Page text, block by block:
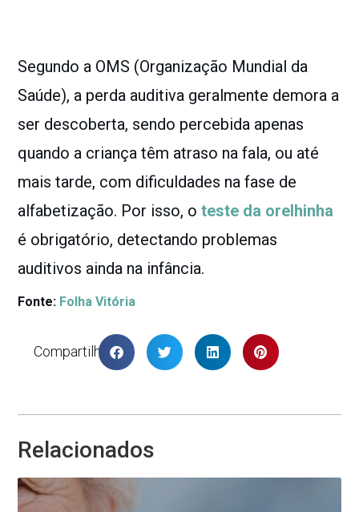
Segundo a OMS (Organização Mundial da
Saúde), a perda auditiva geralmente demora a
ser descoberta, sendo percebida apenas
quando a criança têm atraso na fala, ou até
mais tarde, com dificuldades na fase de
alfabetização. Por isso, oteste da orelhinha
é obrigatório, detectando problemas
auditivos ainda na infância.
Fonte: Folha Vitória
Compartilhar
Relacionados